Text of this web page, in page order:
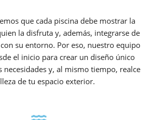
que cada piscina debe mostrar la
la disfruta y, además, integrarse de
su entorno. Por eso, nuestro equipo
el inicio para crear un diseño único
necesidades y, al mismo tiempo, realce
de tu espacio exterior.